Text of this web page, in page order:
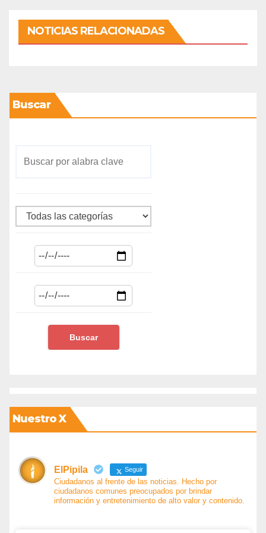
NOTICIAS RELACIONADAS
Buscar
Nuestro X
ElPipila Seguir
Ciudadanos al frente de las noticias. Hecho por
ciudadanos comunes preocupados por brindar
información y entretenimiento de alto valor y contenido.